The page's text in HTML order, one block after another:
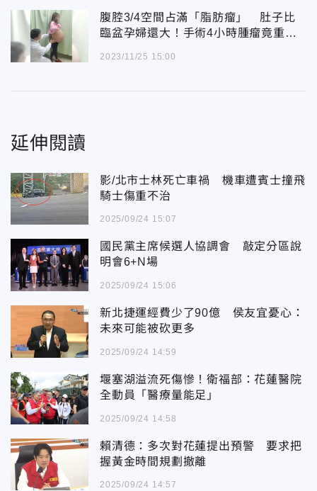
腹腔3/4空間占滿「脂肪瘤」 肚子比
臨盆孕婦還大！手術4小時腫瘤竟重達2
2023/11/25 15:00
延伸閱讀
影/北市士林死亡車禍 機車遭賓士撞飛
騎士傷重不治
2025/09/24 15:07
國民黨主席候選人協調會 敲定分區說
明會6+N場
2025/09/24 15:06
新北捷運經費少了90億 侯友宜憂心：
未來可能被砍更多
2025/09/24 14:59
堰塞湖溢流死傷慘！衛福部：花蓮醫院
全動員「醫療量能足」
2025/09/24 14:58
賴清德：多次對花蓮提出預警 要求把
握黃金時間規劃撤離
2025/09/24 14:57